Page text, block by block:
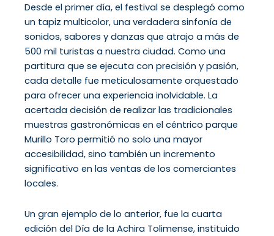
Desde el primer día, el festival se desplegó como
un tapiz multicolor, una verdadera sinfonía de
sonidos, sabores y danzas que atrajo a más de
500 mil turistas a nuestra ciudad. Como una
partitura que se ejecuta con precisión y pasión,
cada detalle fue meticulosamente orquestado
para ofrecer una experiencia inolvidable. La
acertada decisión de realizar las tradicionales
muestras gastronómicas en el céntrico parque
Murillo Toro permitió no solo una mayor
accesibilidad, sino también un incremento
significativo en las ventas de los comerciantes
locales.
Un gran ejemplo de lo anterior, fue la cuarta
edición del Día de la Achira Tolimense, instituido